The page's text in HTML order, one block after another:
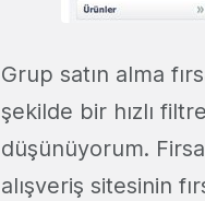
Grup satın alma
şekilde bir hızlı
düşünüyorum.
alışveriş sitesinin